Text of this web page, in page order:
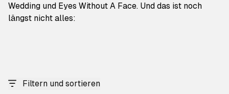
Wedding und Eyes Without A Face. Und das ist noch
längst nicht alles:
Filtern und sortieren